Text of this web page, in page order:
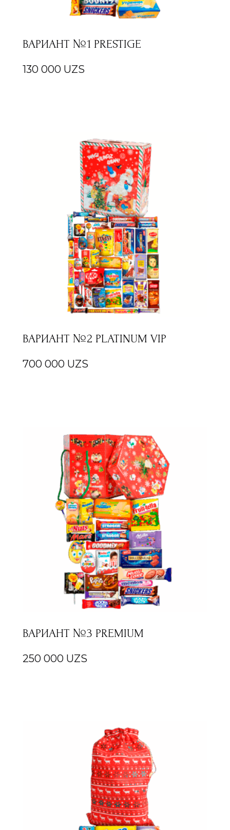
ВАРИАНТ №1 PRESTIGE
130 000 UZS
ВАРИАНТ №2 PLATINUM VIP
700 000 UZS
ВАРИАНТ №3 PREMIUM
250 000 UZS